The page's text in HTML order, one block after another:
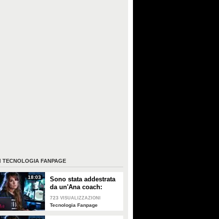
TECNOLOGIA FANPAGE
18:03
Sono stata addestrata
da un'Ana coach:
“Vomita in bagno e
completa il digiuno”
723 VISUALIZZAZIONI
Tecnologia Fanpage